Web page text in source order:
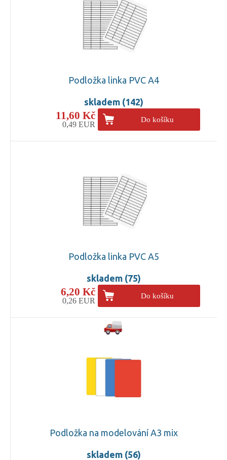
Podložka linka PVC A4
skladem (142)
11,60 Kč
0,49 EUR
Do košíku
Podložka linka PVC A5
skladem (75)
6,20 Kč
0,26 EUR
Do košíku
Podložka na modelování A3 mix
skladem (56)